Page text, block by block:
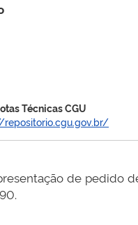
Técnicas CGU
de pedido